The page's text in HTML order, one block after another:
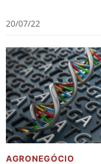
20/07/22
AGRONEGÓCIO